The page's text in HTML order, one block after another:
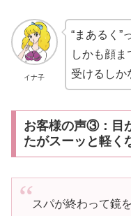
イナ子
“まあるく”
しかも顔ま
受けるしか
お客様の声③：目
たがスーッと軽く
スパが終わって鏡